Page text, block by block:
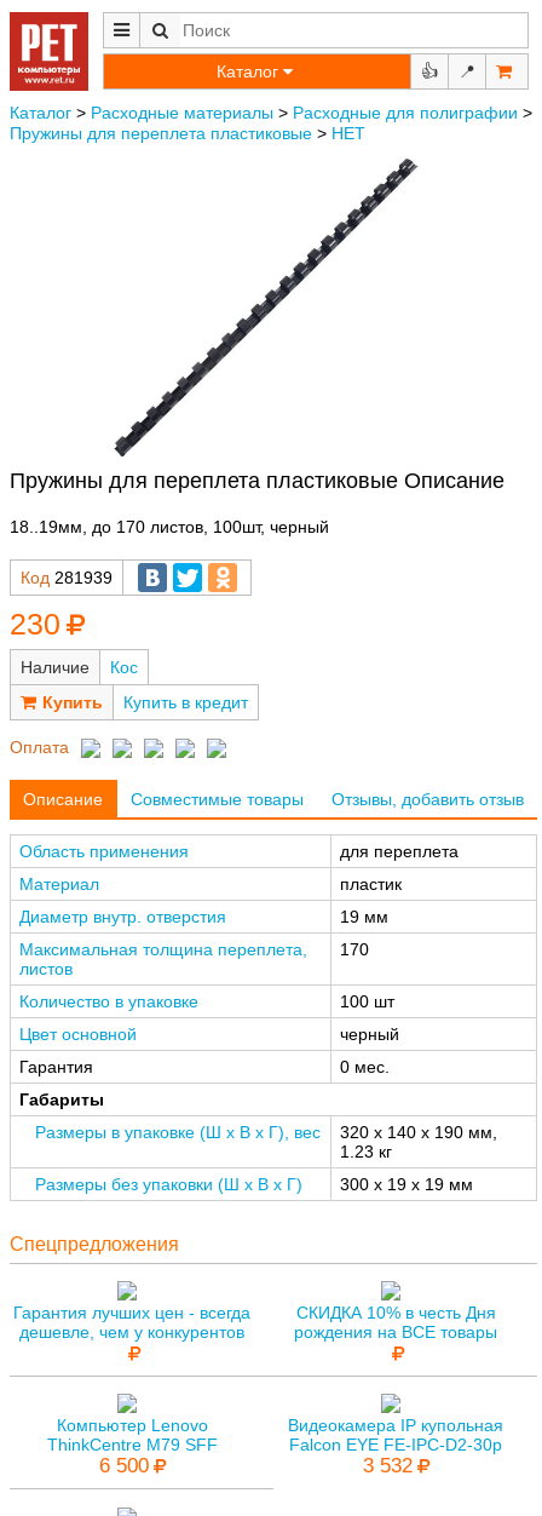
Каталог 👍 📍
Каталог > Расходные материалы > Расходные для полиграфии >
Пружины для переплета пластиковые > НЕТ
Пружины для переплета пластиковые Описание
18..19мм, до 170 листов, 100шт, черный
Код 281939
230
Наличие
Кос
Купить в кредит
Оплата
Описание Совместимые товары Отзывы, добавить отзыв
Область применения
для переплета
Материал
пластик
Диаметр внутр. отверстия
19 мм
Максимальная толщина переплета,
листов
170
Количество в упаковке
100 шт
Цвет основной
черный
Гарантия
0 мес.
Габариты
Размеры в упаковке (Ш x В x Г), вес
320 x 140 x 190 мм,
1.23 кг
Размеры без упаковки (Ш x В x Г)
300 x 19 x 19 мм
Спецпредложения
Гарантия лучших цен - всегда
дешевле, чем у конкурентов
СКИДКА 10% в честь Дня
рождения на ВСЕ товары
Компьютер Lenovo
ThinkCentre M79 SFF
6 500
Видеокамера IP купольная
Falcon EYE FE-IPC-D2-30p
3 532